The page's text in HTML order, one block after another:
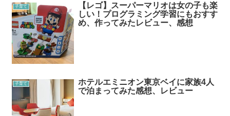
子育て
【レゴ】スーパーマリオは女の子も楽
しい！プログラミング学習にもおすす
め、作ってみたレビュー、感想
子育て
ホテルエミニオン東京ベイに家族4人
で泊まってみた感想、レビュー